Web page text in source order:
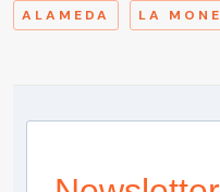
ALAMEDA LA